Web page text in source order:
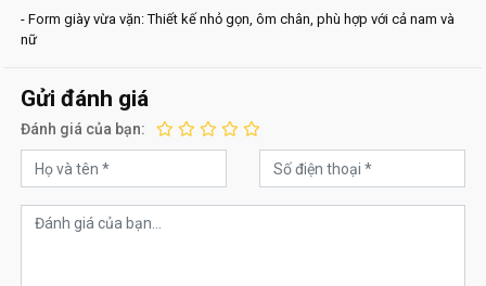
- Form giày vừa vặn: Thiết kế nhỏ gọn, ôm chân, phù hợp với cả nam và
nữ
Gửi đánh giá
Đánh giá của bạn: